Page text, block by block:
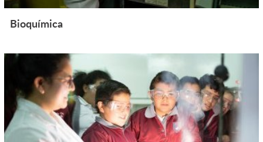
Bioquímica